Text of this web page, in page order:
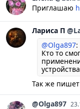
Приглашаю
Лариса П
@Olga897:
Кто то
Так же пишет
@Olga897